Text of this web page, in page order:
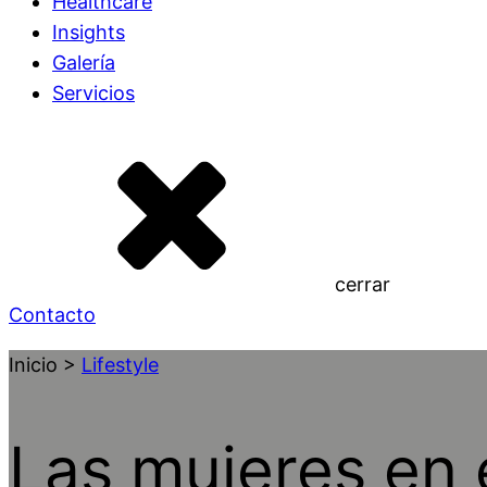
Insights
Galería
Servicios
cerrar
Contacto
Inicio > Lifestyle
Las mujeres en